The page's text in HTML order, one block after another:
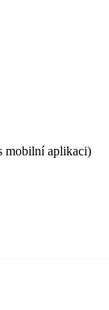
mobilní aplikaci)